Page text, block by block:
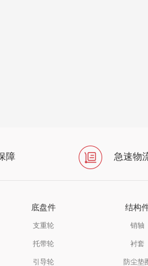
障 急速物
底盘件
支重轮
托带轮
引导轮
结构
销轴
衬套
防尘垫